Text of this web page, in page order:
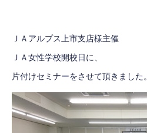
ＪＡアルプス上市支店様主催
ＪＡ女性学校開校日に、
片付けセミナーをさせて頂きました。